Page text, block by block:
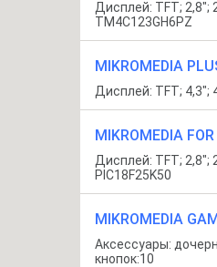
Дисплей: TFT; 2,8";
TM4C123GH6PZ
MIKROMEDIA
Дисплей: TFT; 4,3";
MIKROMEDIA
Дисплей: TFT; 2,8";
PIC18F25K50
MIKROMEDIA
Аксессуары:
кнопок:10